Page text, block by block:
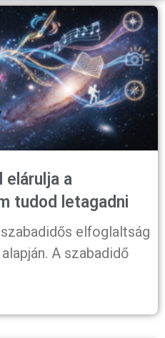
elárulja a
tudod letagadni
elfoglaltság
A szabadidő